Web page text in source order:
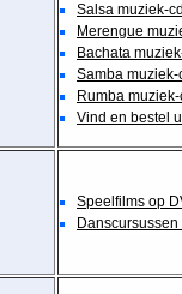
Salsa muziek-
Merengue
Bachata
Samba muziek-
Rumba muziek-
Vind en bestel
Speelfilms op